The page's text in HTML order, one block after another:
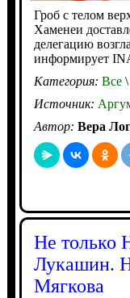
Гроб с телом
Хаменеи
делегацию
информирует
Категория: Все\
Источник:
Автор: Вера
Не только
Лукашин.
Мягкова